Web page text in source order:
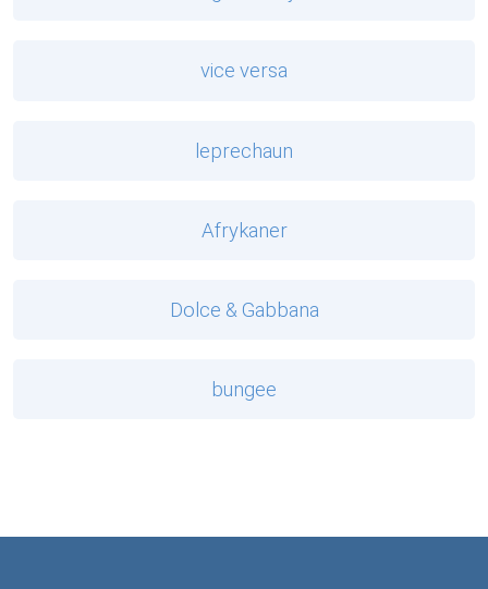
vice versa
leprechaun
Afrykaner
Dolce & Gabbana
bungee